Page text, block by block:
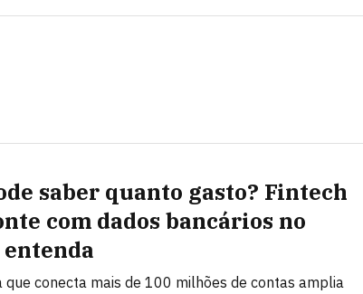
saber quanto gasto? Fintech
com dados bancários no
que conecta mais de 100 milhões de contas amplia